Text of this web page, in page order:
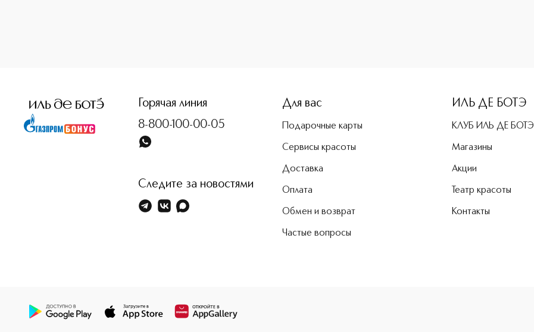
Горячая линия
8-800-100-00-05
Следите за новостями
Для вас
Подарочные карты
Сервисы красоты
Доставка
Оплата
Обмен и возврат
Частые вопросы
ИЛЬ ДЕ БОТЭ
КЛУБ ИЛЬ ДЕ БОТЭ
Магазины
Акции
Театр красоты
Контакты